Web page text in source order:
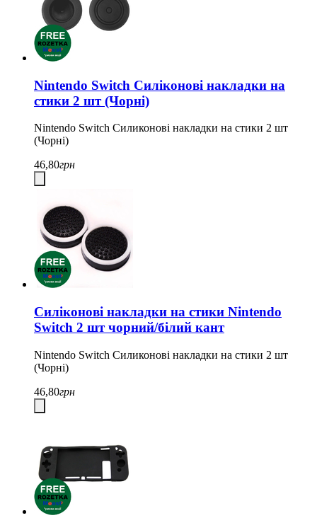
Nintendo Switch Силіконові накладки на
стики 2 шт (Чорні)
Nintendo Switch Cиликонові накладки на стики 2 шт
(Чорні)
46,80грн
Силіконові накладки на стики Nintendo
Switch 2 шт чорний/білий кант
Nintendo Switch Cиликонові накладки на стики 2 шт
(Чорні)
46,80грн